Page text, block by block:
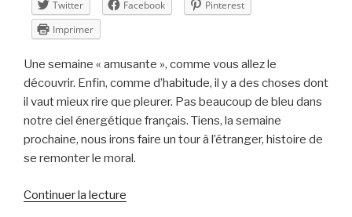
Twitter Facebook
Pinterest
Imprimer
Une semaine « amusante », comme vous allez le
découvrir. Enfin, comme d’habitude, il y a des choses dont
il vaut mieux rire que pleurer. Pas beaucoup de bleu dans
notre ciel énergétique français. Tiens, la semaine
prochaine, nous irons faire un tour à l’étranger, histoire de
se remonter le moral.
Continuer la lecture